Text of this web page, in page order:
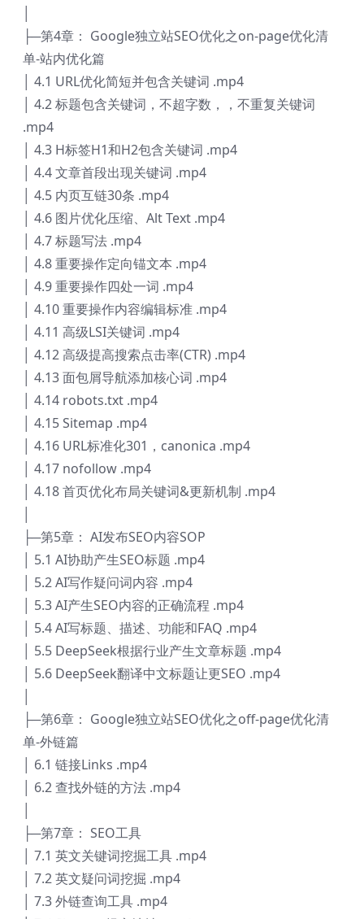
├─第4章： Google独立站SEO优化之on-page优化清
单-站内优化篇
│ 4.1 URL优化简短并包含关键词 .mp4
│ 4.2 标题包含关键词，不超字数，，不重复关键词
.mp4
│ 4.3 H标签H1和H2包含关键词 .mp4
│ 4.4 文章首段出现关键词 .mp4
│ 4.5 内页互链30条 .mp4
│ 4.6 图片优化压缩、Alt Text .mp4
│ 4.7 标题写法 .mp4
│ 4.8 重要操作定向锚文本 .mp4
│ 4.9 重要操作四处一词 .mp4
│ 4.10 重要操作内容编辑标准 .mp4
│ 4.11 高级LSI关键词 .mp4
│ 4.12 高级提高搜索点击率(CTR) .mp4
│ 4.13 面包屑导航添加核心词 .mp4
│ 4.14 robots.txt .mp4
│ 4.15 Sitemap .mp4
│ 4.16 URL标准化301，canonica .mp4
│ 4.17 nofollow .mp4
│ 4.18 首页优化布局关键词&更新机制 .mp4
├─第5章： AI发布SEO内容SOP
│ 5.1 AI协助产生SEO标题 .mp4
│ 5.2 AI写作疑问词内容 .mp4
│ 5.3 AI产生SEO内容的正确流程 .mp4
│ 5.4 AI写标题、描述、功能和FAQ .mp4
│ 5.5 DeepSeek根据行业产生文章标题 .mp4
│ 5.6 DeepSeek翻译中文标题让更SEO .mp4
├─第6章： Google独立站SEO优化之off-page优化清
单-外链篇
│ 6.1 链接Links .mp4
│ 6.2 查找外链的方法 .mp4
├─第7章： SEO工具
│ 7.1 英文关键词挖掘工具 .mp4
│ 7.2 英文疑问词挖掘 .mp4
│ 7.3 外链查询工具 .mp4